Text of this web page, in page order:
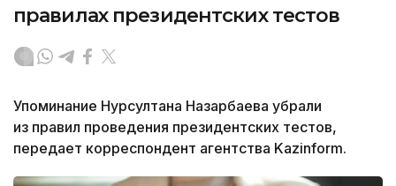
правилах президентских тестов
Упоминание Нурсултана Назарбаева убрали
из правил проведения президентских тестов,
передает корреспондент агентства Kazinform.